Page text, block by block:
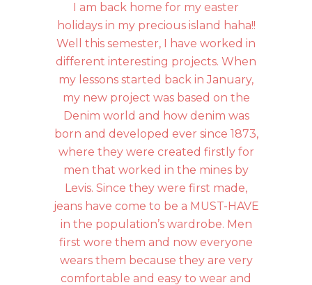
I am back home for my easter
holidays in my precious island haha!!
Well this semester, I have worked in
different interesting projects. When
my lessons started back in January,
my new project was based on the
Denim world and how denim was
born and developed ever since 1873,
where they were created firstly for
men that worked in the mines by
Levis. Since they were first made,
jeans have come to be a MUST-HAVE
in the population’s wardrobe. Men
first wore them and now everyone
wears them because they are very
comfortable and easy to wear and